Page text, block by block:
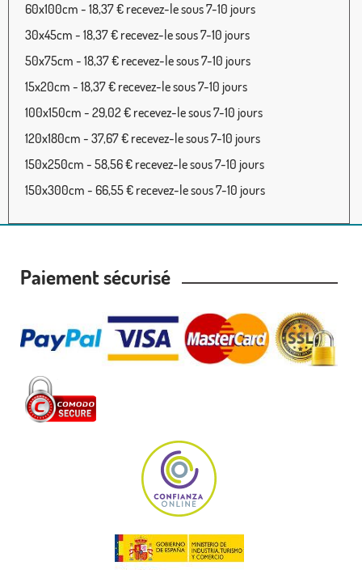
60x100cm - 18,37 € recevez-le sous 7-10 jours
30x45cm - 18,37 € recevez-le sous 7-10 jours
50x75cm - 18,37 € recevez-le sous 7-10 jours
15x20cm - 18,37 € recevez-le sous 7-10 jours
100x150cm - 29,02 € recevez-le sous 7-10 jours
120x180cm - 37,67 € recevez-le sous 7-10 jours
150x250cm - 58,56 € recevez-le sous 7-10 jours
150x300cm - 66,55 € recevez-le sous 7-10 jours
Paiement sécurisé